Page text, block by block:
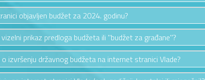
objavljen budžet za 2024. godinu?
prikaz predloga budžeta ili "budžet za građane"?
izvršenju državnog budžeta na internet stranici Vlade?